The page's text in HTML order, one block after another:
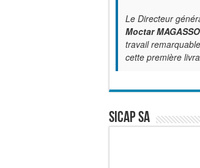
Le Directeur
Moctar
travail
cette première
SICAP SA